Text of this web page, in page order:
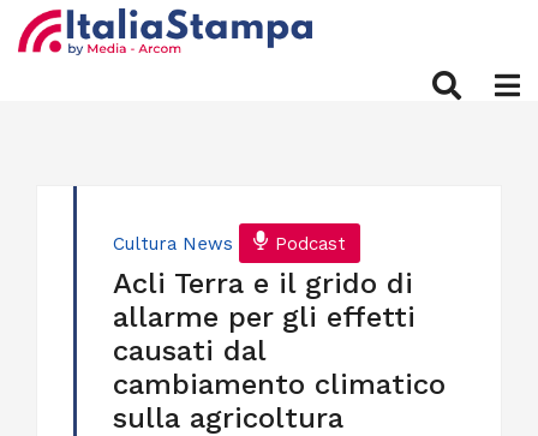
Cultura News Podcast
Acli Terra e il grido di
allarme per gli effetti
causati dal
cambiamento climatico
sulla agricoltura